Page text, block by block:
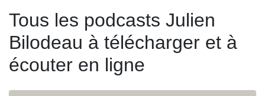
Tous les podcasts Julien
Bilodeau à télécharger et à
écouter en ligne